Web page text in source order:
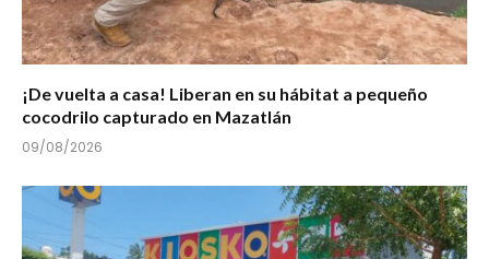
¡De vuelta a casa! Liberan en su hábitat a pequeño
cocodrilo capturado en Mazatlán
09/08/2026